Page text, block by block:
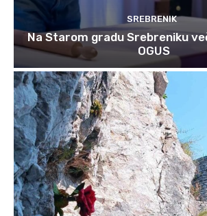
SREBRENIK
Na Starom gradu Srebreniku
OGUS